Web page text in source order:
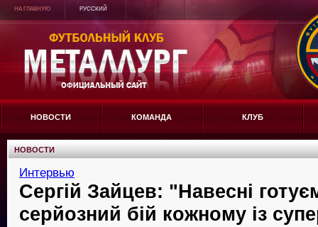
НА ГЛАВНУЮ РУССКИЙ
НОВОСТИ КОМАНДА КЛУБ
НОВОСТИ
Интервью
Сергій Зайцев: "Навесні
серйозний бій кожному із